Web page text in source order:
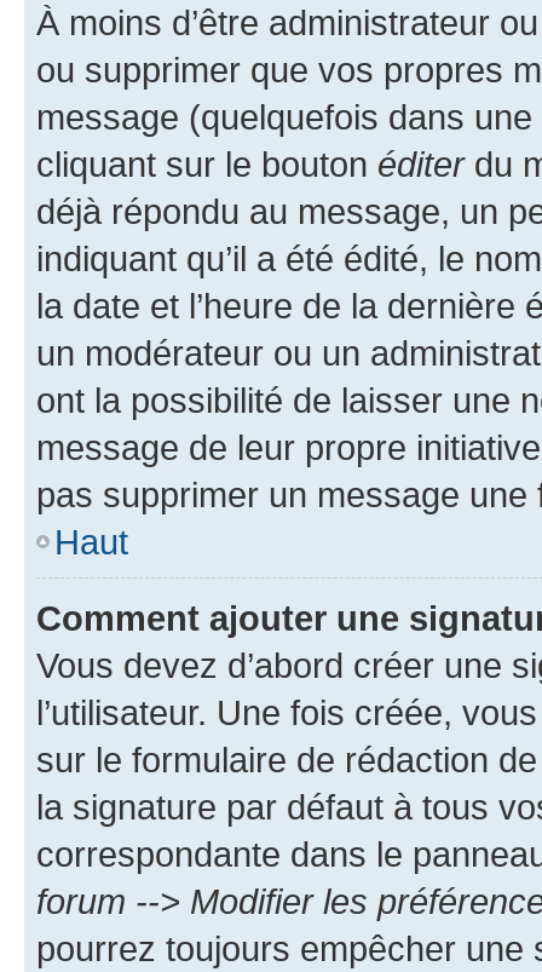
À moins d’être administrateur
ou supprimer que vos propres
message (quelquefois dans
cliquant sur le bouton éditerdu
déjà répondu au message, un
indiquant qu’il a été édité, le
la date et l’heure de la dernière
un modérateur ou un
ont la possibilité de laisser une
message de leur propre
pas supprimer un message une
Haut
Comment ajouter une
Vous devez d’abord créer une
l’utilisateur. Une fois créée,
sur le formulaire de rédaction
la signature par défaut à tous
correspondante dans le
forum --> Modifier les
pourrez toujours empêcher une